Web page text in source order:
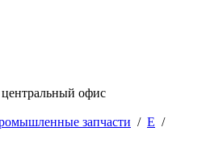
офис
запчасти / E /